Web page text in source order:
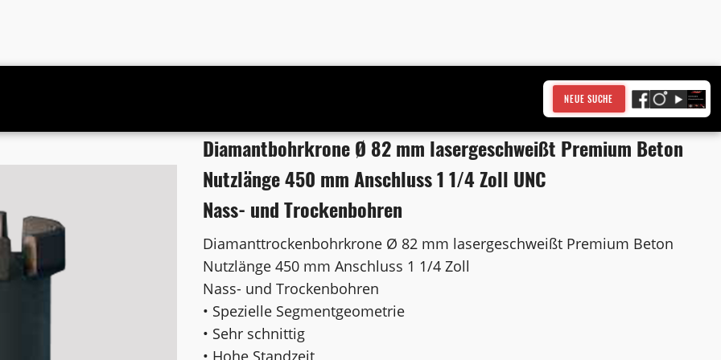
NEUE SUCHE
Premium BetonNutzlänge 450 mm Anschluss 1 1/4 Zoll UNCNass- und Trockenbohren
Diamantbohrkrone Ø 82 mm lasergeschweißt Premium Beton
Nutzlänge 450 mm Anschluss 1 1/4 Zoll UNC
Nass- und Trockenbohren
Diamanttrockenbohrkrone Ø 82 mm lasergeschweißt Premium Beton
Nutzlänge 450 mm Anschluss 1 1/4 Zoll
Nass- und Trockenbohren
• Spezielle Segmentgeometrie
• Sehr schnittig
• Hohe Standzeit